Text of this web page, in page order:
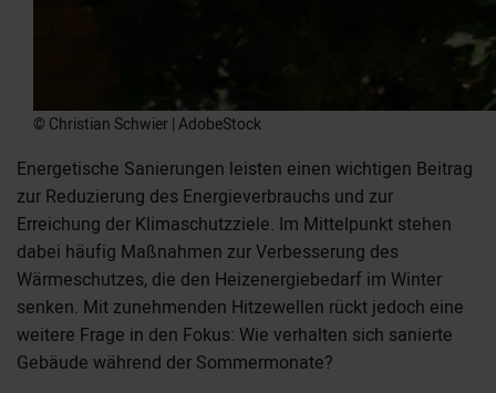
Energetische Sanierungen leisten einen wichtigen Beitrag
zur Reduzierung des Energieverbrauchs und zur
Erreichung der Klimaschutzziele. Im Mittelpunkt stehen
dabei häufig Maßnahmen zur Verbesserung des
Wärmeschutzes, die den Heizenergiebedarf im Winter
senken. Mit zunehmenden Hitzewellen rückt jedoch eine
weitere Frage in den Fokus: Wie verhalten sich sanierte
Gebäude während der Sommermonate?
© Christian Schwier | AdobeStock